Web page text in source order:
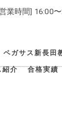
業時間] 16:00
ペガサス新長田
紹介 合格実績